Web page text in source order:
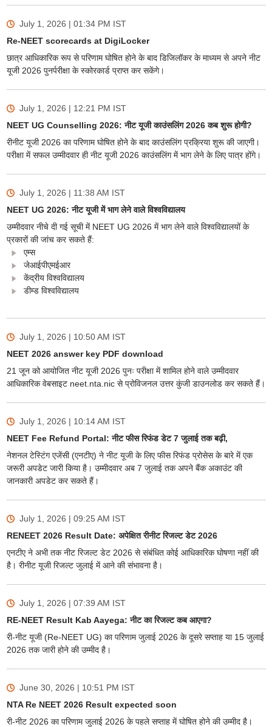
July 1, 2026 | 01:34 PM IST
Re-NEET scorecards at DigiLocker
छात्र आधिकारिक रूप से परिणाम घोषित होने के बाद डिजिलॉकर के माध्यम से अपने नीट
यूजी 2026 पुनर्परीक्षा के स्कोरकार्ड प्राप्त कर सकेंगे।
July 1, 2026 | 12:21 PM IST
NEET UG Counselling 2026: नीट यूजी काउंसलिंग 2026 कब शुरू होगी?
रीनीट यूजी 2026 का परिणाम घोषित होने के बाद काउंसलिंग प्रक्रिया शुरू की जाएगी।
परीक्षा में सफल उम्मीदवार ही नीट यूजी 2026 काउंसलिंग में भाग लेने के लिए पात्र होंगे।
July 1, 2026 | 11:38 AM IST
NEET UG 2026: नीट यूजी में भाग लेने वाले विश्वविद्यालय
उम्मीदवार नीचे दी गई सूची में NEET UG 2026 में भाग लेने वाले विश्वविद्यालयों के
प्रकारों की जांच कर सकते हैं:
एम्स
जेआईपीएमईआर
केंद्रीय विश्वविद्यालय
डीम्ड विश्वविद्यालय
July 1, 2026 | 10:50 AM IST
NEET 2026 answer key PDF download
21 जून को आयोजित नीट यूजी 2026 पुनः परीक्षा में शामिल होने वाले उम्मीदवार
आधिकारिक वेबसाइट neet.nta.nic से प्रोविजनल उत्तर कुंजी डाउनलोड कर सकते हैं।
July 1, 2026 | 10:14 AM IST
NEET Fee Refund Portal: नीट फीस रिफंड डेट 7 जुलाई तक बढ़ी,
नेशनल टेस्टिंग एजेंसी (एनटीए) ने नीट यूजी के लिए फीस रिफंड प्रोसेस के बारे में एक
जरूरी अपडेट जारी किया है। उम्मीदवार अब 7 जुलाई तक अपने बैंक अकाउंट की
जानकारी अपडेट कर सकते हैं।
July 1, 2026 | 09:25 AM IST
RENEET 2026 Result Date: अपेक्षित रीनीट रिजल्ट डेट 2026
एनटीए ने अभी तक नीट रिजल्ट डेट 2026 से संबंधित कोई आधिकारिक घोषणा नहीं की
है। रीनीट यूजी रिजल्ट जुलाई में आने की संभावना है।
July 1, 2026 | 07:39 AM IST
RE-NEET Result Kab Aayega: नीट का रिजल्ट कब आएगा?
री-नीट यूजी (Re-NEET UG) का परिणाम जुलाई 2026 के दूसरे सप्ताह या 15 जुलाई
2026 तक जारी होने की उम्मीद है।
June 30, 2026 | 10:51 PM IST
NTA Re NEET 2026 Result expected soon
री-नीट 2026 का परिणाम जुलाई 2026 के पहले सप्ताह में घोषित होने की उम्मीद है।